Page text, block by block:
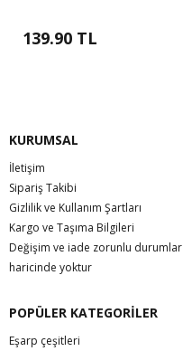
139.90 TL
KURUMSAL
İletişim
Sipariş Takibi
Gizlilik ve Kullanım Şartları
Kargo ve Taşıma Bilgileri
Değişim ve iade zorunlu durumlar
haricinde yoktur
POPÜLER KATEGORİLER
Eşarp çeşitleri